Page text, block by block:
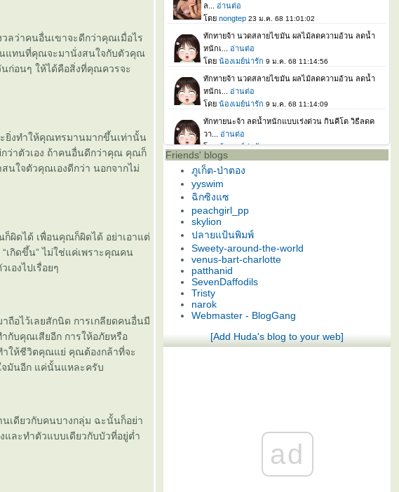
ลว่าคนอื่นเขาจะดีกว่าคุณเมื่อไร
นแทนที่คุณจะมานั่งสนใจกับตัวคุณ
นก่อนๆ ให้ได้คือสิ่งที่คุณควรจะ
ยิ่งทำให้คุณทรมานมากขึ้นเท่านั้น
ว่าตัวเอง ถ้าคนอื่นดีกว่าคุณ คุณก็
ใจตัวคุณเองดีกว่า นอกจากไม่
ผิดได้ เพื่อนคุณก็ผิดได้ อย่าเอาแต่
เกิดขึ้น” ไม่ใช่แค่เพราะคุณคน
องไปเรื่อยๆ
ถือไว้เลยสักนิด การเกลียดคนอื่นมี
บคุณเสียอีก การให้อภัยหรือ
ำให้ชีวิตคุณแย่ คุณต้องกล้าที่จะ
จมันอีก แค่นั้นแหละครับ
เดียวกับคนบางกลุ่ม ฉะนั้นก็อย่า
และทำตัวแบบเดียวกับบัวที่อยู่ต่ำ
Friends' blogs
ภูเก็ต-ป่าตอง
yyswim
ฉิกซิงแซ
peachgirl_pp
skylion
ปลายแป้นพิมพ์
Sweety-around-the-world
venus-bart-charlotte
patthanid
SevenDaffodils
Tristy
narok
Webmaster - BlogGang
[Add Huda's blog to your web]
ad